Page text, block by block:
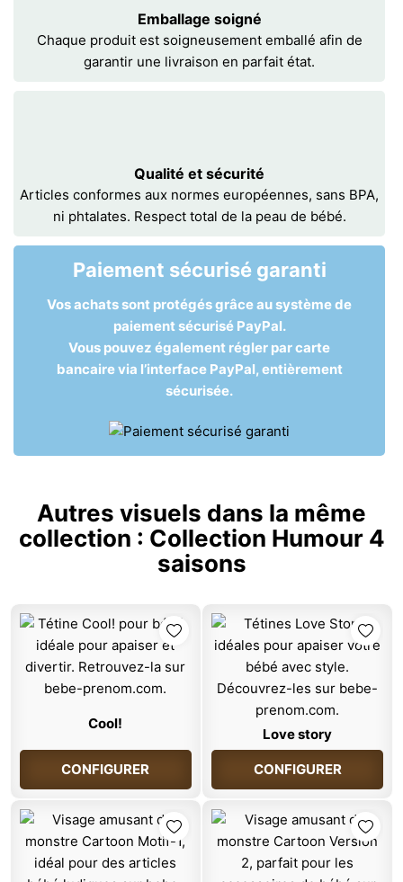
Emballage soigné
Chaque produit est soigneusement emballé afin de
garantir une livraison en parfait état.
Qualité et sécurité
Articles conformes aux normes européennes, sans BPA,
ni phtalates. Respect total de la peau de bébé.
Paiement sécurisé garanti
Vos achats sont protégés grâce au système de
paiement sécurisé PayPal.
Vous pouvez également régler par carte
bancaire via l’interface PayPal, entièrement
sécurisée.
Autres visuels dans la même
collection : Collection Humour 4
saisons
Cool!
CONFIGURER
Love story
CONFIGURER